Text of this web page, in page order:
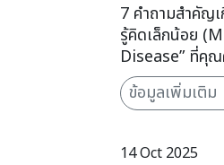
7 คำถามสำคัญเ
รู้คิดเล็กน้อย
Disease” ที่คุ
ข้อมูลเพิ่มเติม
14 Oct 2025